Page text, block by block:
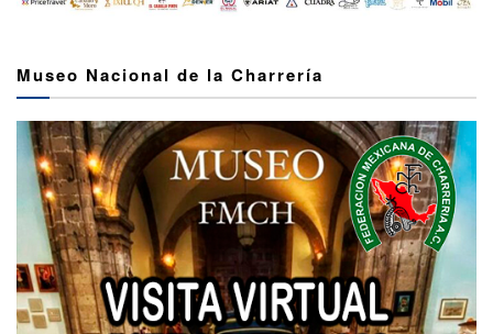
Museo Nacional de la Charrería